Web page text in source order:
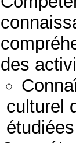
des
culturel